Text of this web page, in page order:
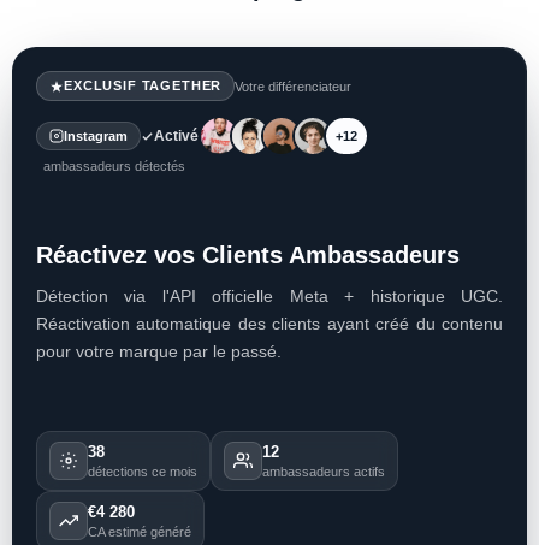
EXCLUSIF TAGETHER Votre différenciateur
Instagram Activé +12
ambassadeurs détectés
Réactivez vos Clients Ambassadeurs
Détection via l'API officielle Meta + historique UGC.
Réactivation automatique des clients ayant créé du contenu
pour votre marque par le passé.
38
détections ce mois
12
ambassadeurs actifs
€4 280
CA estimé généré